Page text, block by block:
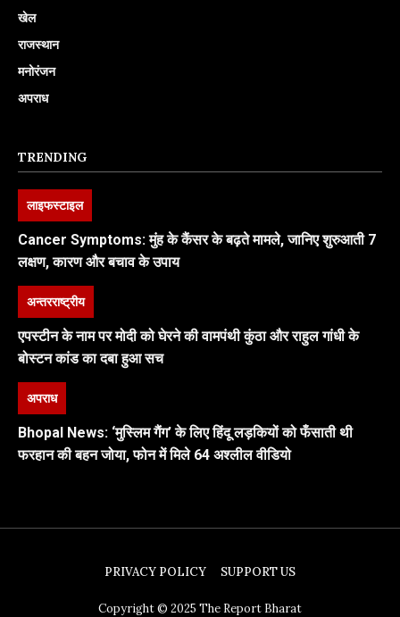
खेल
राजस्थान
मनोरंजन
अपराध
TRENDING
लाइफस्टाइल
Cancer Symptoms: मुंह के कैंसर के बढ़ते मामले, जानिए शुरुआती 7
लक्षण, कारण और बचाव के उपाय
अन्तरराष्ट्रीय
एपस्टीन के नाम पर मोदी को घेरने की वामपंथी कुंठा और राहुल गांधी के
बोस्टन कांड का दबा हुआ सच
अपराध
Bhopal News: ‘मुस्लिम गैंग’ के लिए हिंदू लड़कियों को फँसाती थी
फरहान की बहन जोया, फोन में मिले 64 अश्लील वीडियो
PRIVACY POLICY SUPPORT US
Copyright © 2025 The Report Bharat